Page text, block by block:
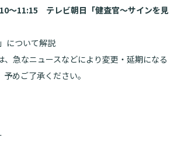
提供
たいむ」
ついて
内
習・研修
ー
ルテ閲覧手続き
診療予約
～11:15 テレビ朝日「健査官～サインを見
について解説
急なニュースなどにより変更・延期になる
めご了承ください。